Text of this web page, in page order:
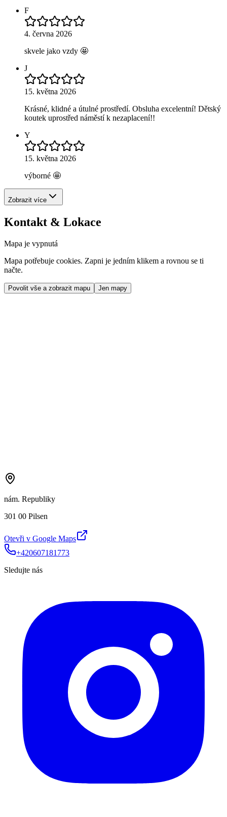
F
4. června 2026
skvele jako vzdy 🤩
J
15. května 2026
Krásné, klidné a útulné prostředí. Obsluha excelentní! Dětský
koutek uprostřed náměstí k nezaplacení!!
Y
15. května 2026
výborné 🤩
Zobrazit více
Kontakt & Lokace
Mapa je vypnutá
Mapa potřebuje cookies. Zapni je jedním klikem a rovnou se ti
načte.
Povolit vše a zobrazit mapu Jen mapy
nám. Republiky
301 00 Pilsen
Otevři v Google Maps
+420607181773
Sledujte nás